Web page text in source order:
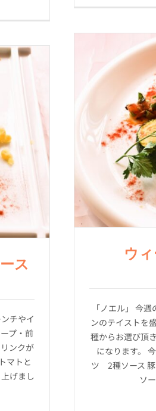
ウ
「ノエル」 今
ンのテイストを
種からお選び頂
になります。
ツ 2種ソース 豚
ソ
ス
チやイ
プ・前
ンクが
マトと
げまし